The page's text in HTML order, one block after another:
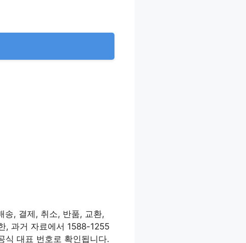
송, 결제, 취소, 반품, 교환,
, 과거 자료에서 1588-1255
식 대표 번호로 확인됩니다.